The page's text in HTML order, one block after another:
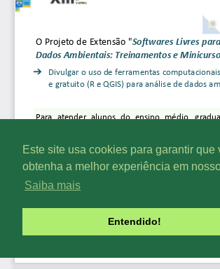
Este site usa cookies para garantir que
obtenha a melhor experiência em
Saiba mais
Entendido!